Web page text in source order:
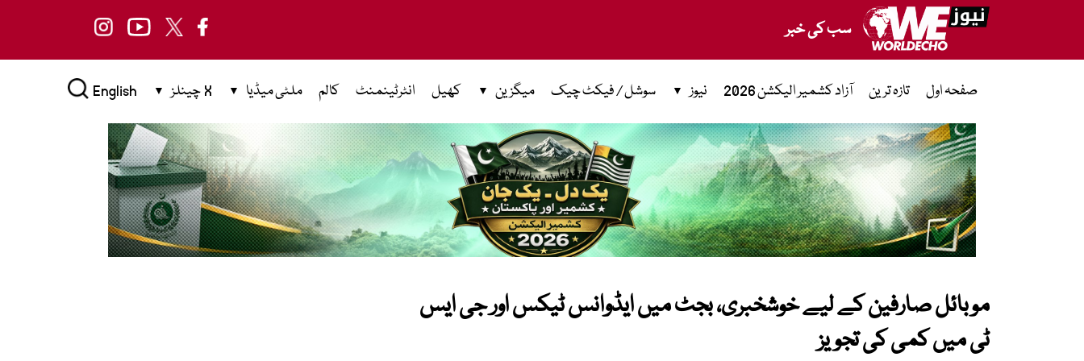
سب کی خبر
صفحہ اول تازہ ترین آزاد کشمیر الیکشن 2026 نیوز سوشل / فیکٹ چیک میگزین کھیل انٹرٹینمنٹ کالم ملٹی میڈیا X چینلز English
موبائل صارفین کے لیے خوشخبری، بجٹ میں ایڈوانس ٹیکس اور جی ایس
ٹی میں کمی کی تجویز